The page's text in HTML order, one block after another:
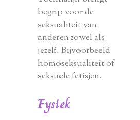
begrip voor de
seksualiteit van
anderen zowel als
jezelf. Bijvoorbeeld
homoseksualiteit of
seksuele fetisjen.
Fysiek